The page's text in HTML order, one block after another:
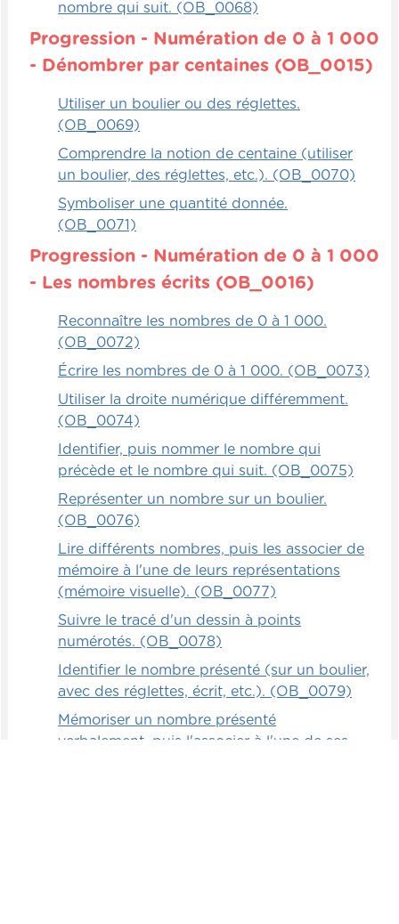
nombre qui suit. (OB_0068)
Progression - Numération de 0 à 1 000
- Dénombrer par centaines (OB_0015)
Utiliser un boulier ou des réglettes.
(OB_0069)
Comprendre la notion de centaine (utiliser
un boulier, des réglettes, etc.). (OB_0070)
Symboliser une quantité donnée.
(OB_0071)
Progression - Numération de 0 à 1 000
- Les nombres écrits (OB_0016)
Reconnaître les nombres de 0 à 1 000.
(OB_0072)
Écrire les nombres de 0 à 1 000. (OB_0073)
Utiliser la droite numérique différemment.
(OB_0074)
Identifier, puis nommer le nombre qui
précède et le nombre qui suit. (OB_0075)
Représenter un nombre sur un boulier.
(OB_0076)
Lire différents nombres, puis les associer de
mémoire à l'une de leurs représentations
(mémoire visuelle). (OB_0077)
Suivre le tracé d'un dessin à points
numérotés. (OB_0078)
Identifier le nombre présenté (sur un boulier,
avec des réglettes, écrit, etc.). (OB_0079)
Mémoriser un nombre présenté
verbalement, puis l'associer à l'une de ses